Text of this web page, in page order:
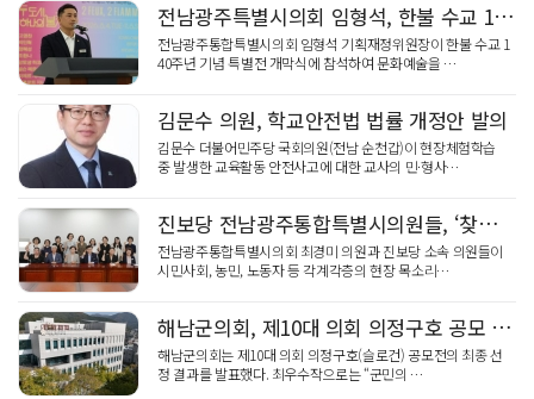
전남광주특별시의회 임형석, 한불 수교 140주년 특별전 개막식
전남광주통합특별시의회 임형석 기획재정위원장이 한불 수교 1
40주년 기념 특별전 개막식에 참석하여 문화예술을 …
김문수 의원, 학교안전법 법률 개정안 발의
김문수 더불어민주당 국회의원(전남 순천갑)이 현장체험학습
중 발생한 교육활동 안전사고에 대한 교사의 민·형사…
진보당 전남광주통합특별시의원들, ‘찾아가는 시민 간담회’
전남광주통합특별시의회 최경미 의원과 진보당 소속 의원들이
시민사회, 농민, 노동자 등 각계각층의 현장 목소리…
해남군의회, 제10대 의회 의정구호 공모 최우수작 선정
해남군의회는 제10대 의회 의정구호(슬로건) 공모전의 최종 선
정 결과를 발표했다. 최우수작으로는 “군민의 …